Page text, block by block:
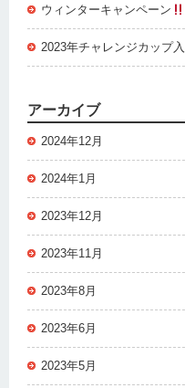
ウィンターキャンペーン
2023年チャレンジカップ
アーカイブ
2024年12月
2024年1月
2023年12月
2023年11月
2023年8月
2023年6月
2023年5月